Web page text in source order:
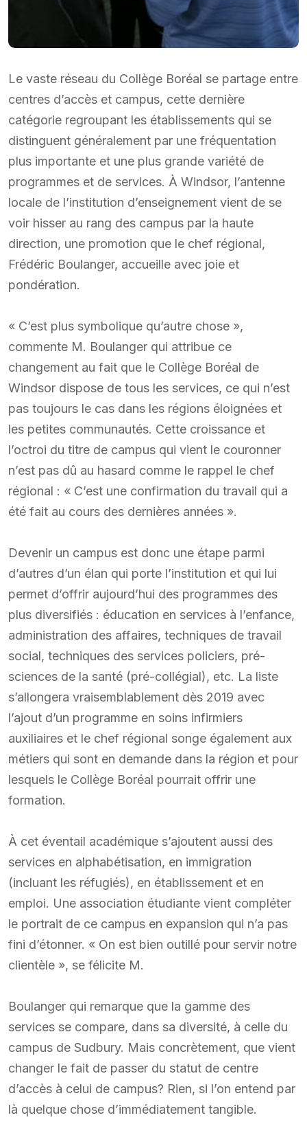
Le vaste réseau du Collège Boréal se partage entre
centres d’accès et campus, cette dernière
catégorie regroupant les établissements qui se
distinguent généralement par une fréquentation
plus importante et une plus grande variété de
programmes et de services. À Windsor, l’antenne
locale de l’institution d’enseignement vient de se
voir hisser au rang des campus par la haute
direction, une promotion que le chef régional,
Frédéric Boulanger, accueille avec joie et
pondération.
« C’est plus symbolique qu’autre chose »,
commente M. Boulanger qui attribue ce
changement au fait que le Collège Boréal de
Windsor dispose de tous les services, ce qui n’est
pas toujours le cas dans les régions éloignées et
les petites communautés. Cette croissance et
l’octroi du titre de campus qui vient le couronner
n’est pas dû au hasard comme le rappel le chef
régional : « C’est une confirmation du travail qui a
été fait au cours des dernières années ».
Devenir un campus est donc une étape parmi
d’autres d’un élan qui porte l’institution et qui lui
permet d’offrir aujourd’hui des programmes des
plus diversifiés : éducation en services à l’enfance,
administration des affaires, techniques de travail
social, techniques des services policiers, pré-
sciences de la santé (pré-collégial), etc. La liste
s’allongera vraisemblablement dès 2019 avec
l’ajout d’un programme en soins infirmiers
auxiliaires et le chef régional songe également aux
métiers qui sont en demande dans la région et pour
lesquels le Collège Boréal pourrait offrir une
formation.
À cet éventail académique s’ajoutent aussi des
services en alphabétisation, en immigration
(incluant les réfugiés), en établissement et en
emploi. Une association étudiante vient compléter
le portrait de ce campus en expansion qui n’a pas
fini d’étonner. « On est bien outillé pour servir notre
clientèle », se félicite M.
Boulanger qui remarque que la gamme des
services se compare, dans sa diversité, à celle du
campus de Sudbury. Mais concrètement, que vient
changer le fait de passer du statut de centre
d’accès à celui de campus? Rien, si l’on entend par
là quelque chose d’immédiatement tangible.